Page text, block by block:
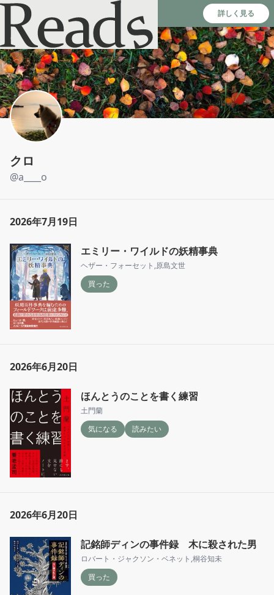
Reads - 読書のSNS＆記録アプリ 詳しく見る
クロ
@a____o
2026年7月19日
エミリー・ワイルドの妖精事典
ヘザー・フォーセット ,原島文世
買った
2026年6月20日
ほんとうのことを書く練習
土門蘭
気になる
読みたい
2026年6月20日
記銘師ディンの事件録 木に殺された男
ロバート・ジャクソン・ベネット ,桐谷知未
買った